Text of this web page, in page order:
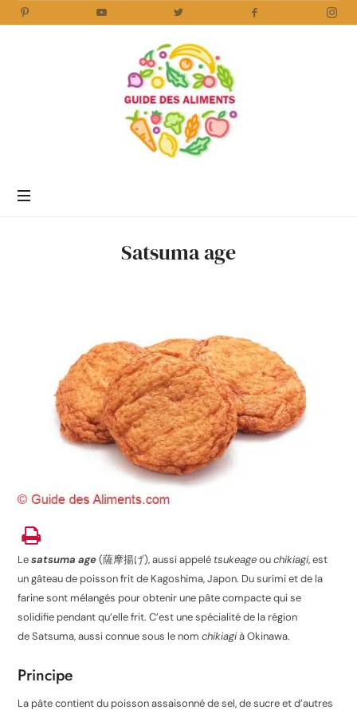
Aliments
www.guidedesaliments.comSatsuma age
Lesatsuma age(薩摩揚げ), aussi appelé tsukeageouchikiagi, est
un gâteau de poisson frit de Kagoshima, Japon. Du surimi et de la
farine sont mélangés pour obtenir une pâte compacte qui se
solidifie pendant qu’elle frit. C’est une spécialité de la région
de Satsuma, aussi connue sous le nomchikiagià Okinawa.
Principe
La pâte contient du poisson assaisonné de sel, de sucre et d’autres